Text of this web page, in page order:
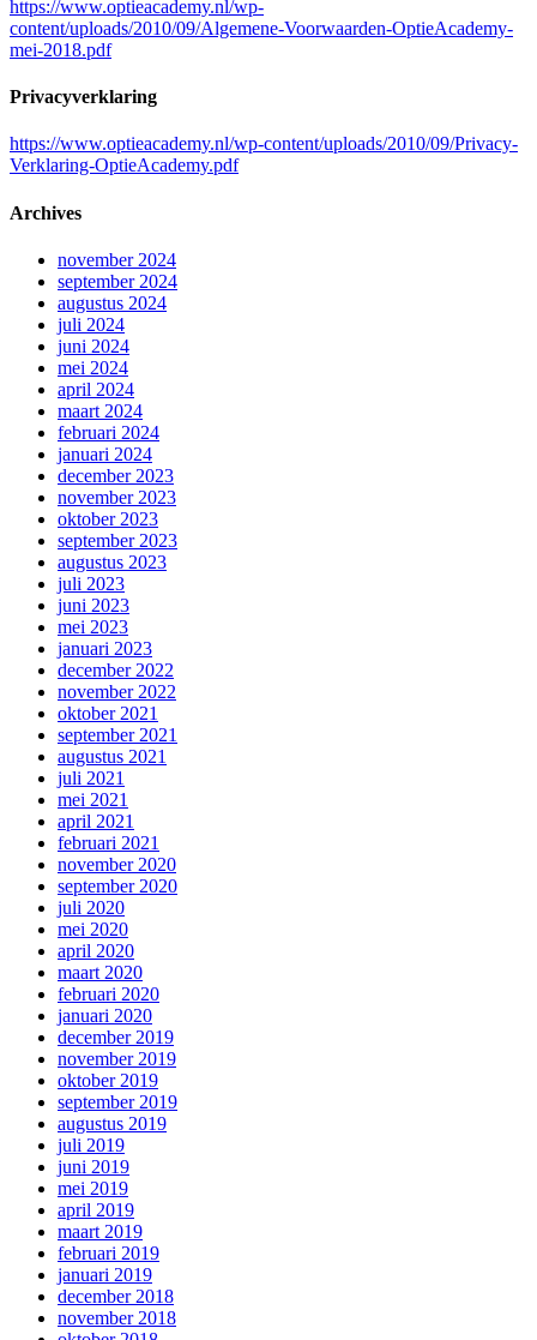
https://www.optieacademy.nl/wp-
content/uploads/2010/09/Algemene-Voorwaarden-OptieAcademy-
mei-2018.pdf
Privacyverklaring
https://www.optieacademy.nl/wp-content/uploads/2010/09/Privacy-
Verklaring-OptieAcademy.pdf
Archives
november 2024
september 2024
augustus 2024
juli 2024
juni 2024
mei 2024
april 2024
maart 2024
februari 2024
januari 2024
december 2023
november 2023
oktober 2023
september 2023
augustus 2023
juli 2023
juni 2023
mei 2023
januari 2023
december 2022
november 2022
oktober 2021
september 2021
augustus 2021
juli 2021
mei 2021
april 2021
februari 2021
november 2020
september 2020
juli 2020
mei 2020
april 2020
maart 2020
februari 2020
januari 2020
december 2019
november 2019
oktober 2019
september 2019
augustus 2019
juli 2019
juni 2019
mei 2019
april 2019
maart 2019
februari 2019
januari 2019
december 2018
november 2018